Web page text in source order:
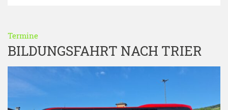
Termine
BILDUNGSFAHRT NACH TRIER